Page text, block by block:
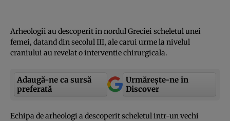
Arheologii au descoperit in nordul Greciei scheletul unei
femei, datand din secolul III, ale carui urme la nivelul
craniului au revelat o interventie chirurgicala.
Adaugă-ne ca sursă
preferată
Urmărește-ne in
Discover
Echipa de arheologi a descoperit scheletul intr-un vechi